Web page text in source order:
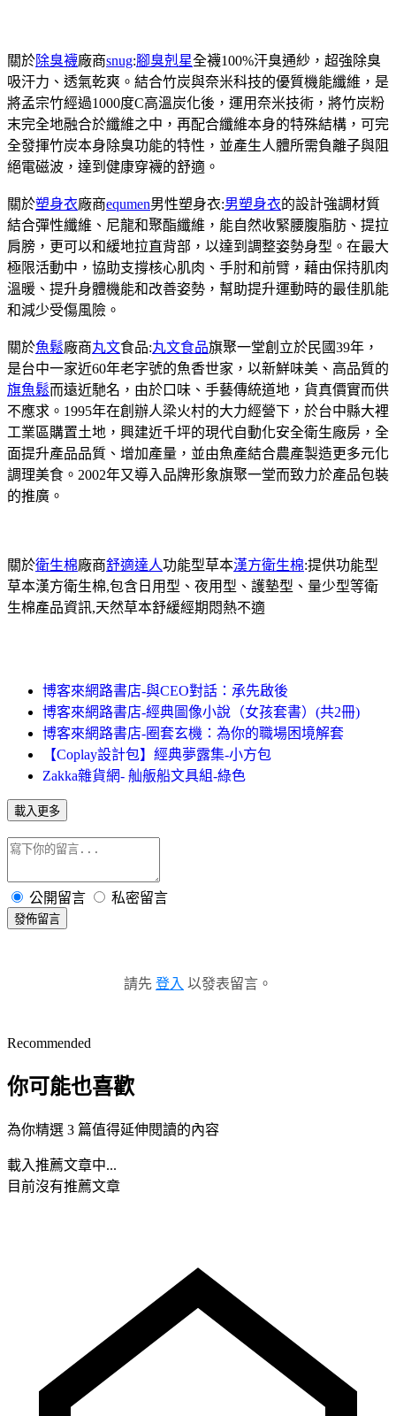
關於除臭襪廠商snug:腳臭剋星全襪100%汗臭通紗，超強除臭
吸汗力、透氣乾爽。結合竹炭與奈米科技的優質機能纖維，是
將孟宗竹經過1000度C高溫炭化後，運用奈米技術，將竹炭粉
末完全地融合於纖維之中，再配合纖維本身的特殊結構，可完
全發揮竹炭本身除臭功能的特性，並產生人體所需負離子與阻
絕電磁波，達到健康穿襪的舒適。
關於塑身衣廠商equmen男性塑身衣:男塑身衣的設計強調材質
結合彈性纖維、尼龍和聚酯纖維，能自然收緊腰腹脂肪、提拉
肩膀，更可以和緩地拉直背部，以達到調整姿勢身型。在最大
極限活動中，協助支撐核心肌肉、手肘和前臂，藉由保持肌肉
溫暖、提升身體機能和改善姿勢，幫助提升運動時的最佳肌能
和減少受傷風險。
關於魚鬆廠商丸文食品:丸文食品旗聚一堂創立於民國39年，
是台中一家近60年老字號的魚香世家，以新鮮味美、高品質的
旗魚鬆而遠近馳名，由於口味、手藝傳統道地，貨真價實而供
不應求。1995年在創辦人梁火村的大力經營下，於台中縣大裡
工業區購置土地，興建近千坪的現代自動化安全衛生廠房，全
面提升產品品質、增加產量，並由魚產結合農產製造更多元化
調理美食。2002年又導入品牌形象旗聚一堂而致力於產品包裝
的推廣。
關於衛生棉廠商舒適達人功能型草本漢方衛生棉:提供功能型
草本漢方衛生棉,包含日用型、夜用型、護墊型、量少型等衛
生棉產品資訊,天然草本舒緩經期悶熱不適
博客來網路書店-與CEO對話：承先啟後
博客來網路書店-經典圖像小說（女孩套書）(共2冊)
博客來網路書店-圈套玄機：為你的職場困境解套
【Coplay設計包】經典夢露集-小方包
Zakka雜貨網- 舢舨船文具組-綠色
載入更多
公開留言 私密留言
發佈留言
請先 登入 以發表留言。
Recommended
你可能也喜歡
為你精選 3 篇值得延伸閱讀的內容
載入推薦文章中...
目前沒有推薦文章